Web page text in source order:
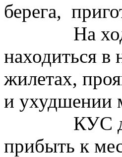
берега,
На
находиться в
жилетах,
и ухудшении
КУС
прибыть к